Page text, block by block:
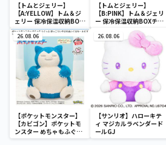
【トムとジェリー】
【A:YELLOW】トム＆ジ
ェリー 保冷保温収納BOX
チェア
【トムとジェリー】
【B:PINK】トム＆ジェリ
ー 保冷保温収納BOXチェ
26.08.06
【ポケットモンスター】
【カビゴン】ポケットモ
ンスター めちゃもふぐっ
と ほっこりいやされぬい
26.08.06
【サンリオ】ハローキテ
ィ マジカルラベンダード
ールGJ